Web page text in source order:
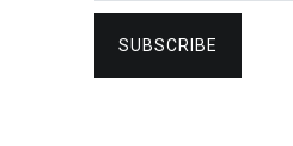
SUBSCRIBE